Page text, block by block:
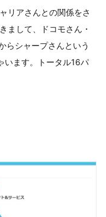
リアさんとの関係をさ
まして、ドコモさん・
らシャープさんという
います。トータル16パ